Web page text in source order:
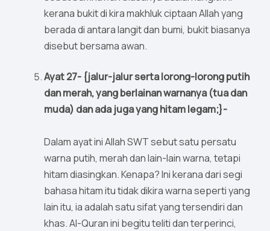
kerana bukit di kira makhluk ciptaan Allah yang
berada di antara langit dan bumi, bukit biasanya
disebut bersama awan.
Ayat 27- {jalur-jalur serta lorong-lorong putih
dan merah, yang berlainan warnanya (tua dan
muda) dan ada juga yang hitam legam;}-
Dalam ayat ini Allah SWT sebut satu persatu
warna putih, merah dan lain-lain warna, tetapi
hitam diasingkan. Kenapa? Ini kerana dari segi
bahasa hitam itu tidak dikira warna seperti yang
lain itu, ia adalah satu sifat yang tersendiri dan
khas. Al-Quran ini begitu teliti dan terperinci,